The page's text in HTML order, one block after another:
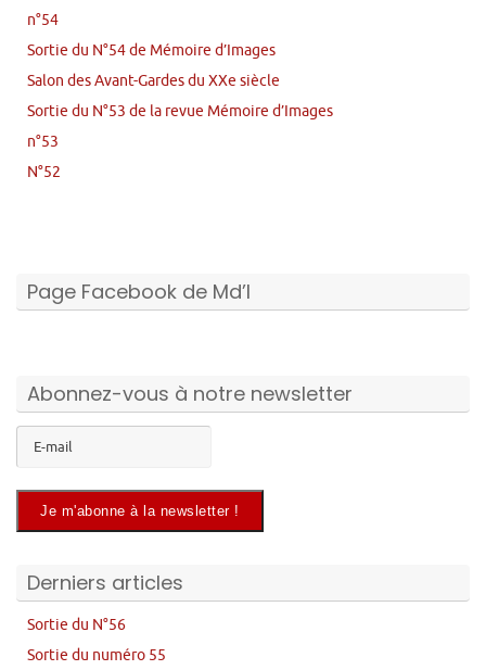
n°54
Sortie du N°54 de Mémoire d’Images
Salon des Avant-Gardes du XXe siècle
Sortie du N°53 de la revue Mémoire d’Images
n°53
N°52
Page Facebook de Md’I
Abonnez-vous à notre newsletter
Derniers articles
Sortie du N°56
Sortie du numéro 55